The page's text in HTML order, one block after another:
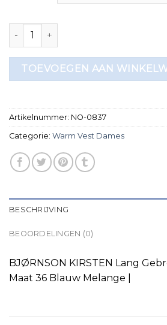
warm vest dames aantal
TOEVOEGEN AAN
Artikelnummer: NO-0837
Categorie: Warm Vest Dames
BESCHRIJVING
BEOORDELINGEN (0)
BJØRNSON KIRSTEN Lang
Maat 36 Blauw Melange |